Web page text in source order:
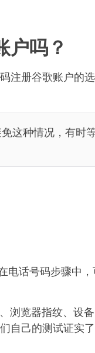
户吗？
注册谷歌账户的选
这种情况，有时
电话号码步骤中
浏览器指纹、设
自己的测试证实